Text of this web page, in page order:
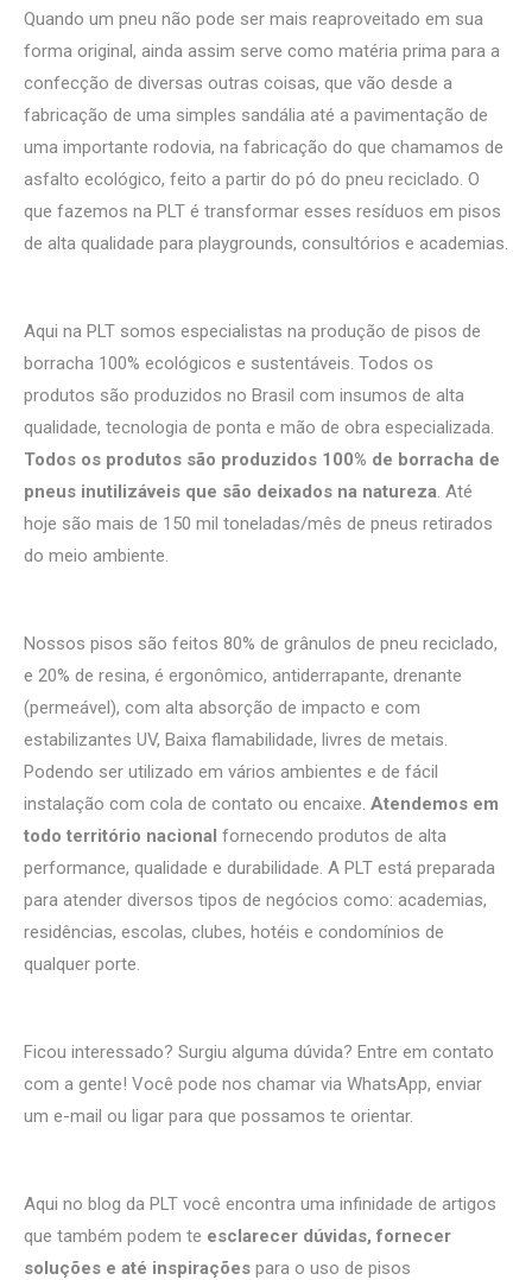
Quando um pneu não pode ser mais reaproveitado em sua
forma original, ainda assim serve como matéria prima para a
confecção de diversas outras coisas, que vão desde a
fabricação de uma simples sandália até a pavimentação de
uma importante rodovia, na fabricação do que chamamos de
asfalto ecológico, feito a partir do pó do pneu reciclado. O
que fazemos na PLT é transformar esses resíduos em pisos
de alta qualidade para playgrounds, consultórios e academias.
Aqui na PLT somos especialistas na produção de pisos de
borracha 100% ecológicos e sustentáveis. Todos os
produtos são produzidos no Brasil com insumos de alta
qualidade, tecnologia de ponta e mão de obra especializada.
Todos os produtos são produzidos 100% de borracha de
pneus inutilizáveis que são deixados na natureza. Até
hoje são mais de 150 mil toneladas/mês de pneus retirados
do meio ambiente.
Nossos pisos são feitos 80% de grânulos de pneu reciclado,
e 20% de resina, é ergonômico, antiderrapante, drenante
(permeável), com alta absorção de impacto e com
estabilizantes UV, Baixa flamabilidade, livres de metais.
Podendo ser utilizado em vários ambientes e de fácil
instalação com cola de contato ou encaixe. Atendemos em
todo território nacional fornecendo produtos de alta
performance, qualidade e durabilidade. A PLT está preparada
para atender diversos tipos de negócios como: academias,
residências, escolas, clubes, hotéis e condomínios de
qualquer porte.
Ficou interessado? Surgiu alguma dúvida? Entre em contato
com a gente! Você pode nos chamar via WhatsApp, enviar
um e-mail ou ligar para que possamos te orientar.
Aqui no blog da PLT você encontra uma infinidade de artigos
que também podem te esclarecer dúvidas, fornecer
soluções e até inspirações para o uso de pisos